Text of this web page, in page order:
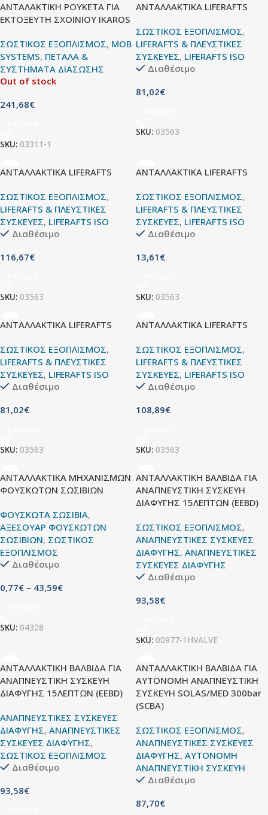
ΑΝΤΑΛΑΚΤΙΚΗ ΡΟΥΚΕΤΑ ΓΙΑ
ΕΚΤΟΞΕΥΤΗ ΣΧΟΙΝΙΟΥ IKAROS
ΣΩΣΤΙΚΟΣ ΕΞΟΠΛΙΣΜΟΣ, MOB
SYSTEMS, ΠΕΤΑΛΑ &
ΣΥΣΤΗΜΑΤΑ ΔΙΑΣΩΣΗΣ
Out of stock
241,68€
SKU: 03311-1
ΑΝΤΑΛΛΑΚΤΙΚΑ LIFERAFTS
ΣΩΣΤΙΚΟΣ ΕΞΟΠΛΙΣΜΟΣ,
LIFERAFTS & ΠΛΕΥΣΤΙΚΕΣ
ΣΥΣΚΕΥΕΣ, LIFERAFTS ISO
Διαθέσιμο
81,02€
SKU: 03563
ΑΝΤΑΛΛΑΚΤΙΚΑ LIFERAFTS
ΣΩΣΤΙΚΟΣ ΕΞΟΠΛΙΣΜΟΣ,
LIFERAFTS & ΠΛΕΥΣΤΙΚΕΣ
ΣΥΣΚΕΥΕΣ, LIFERAFTS ISO
Διαθέσιμο
116,67€
SKU: 03563
ΑΝΤΑΛΛΑΚΤΙΚΑ LIFERAFTS
ΣΩΣΤΙΚΟΣ ΕΞΟΠΛΙΣΜΟΣ,
LIFERAFTS & ΠΛΕΥΣΤΙΚΕΣ
ΣΥΣΚΕΥΕΣ, LIFERAFTS ISO
Διαθέσιμο
13,61 €
SKU: 03563
ΑΝΤΑΛΛΑΚΤΙΚΑ LIFERAFTS
ΣΩΣΤΙΚΟΣ ΕΞΟΠΛΙΣΜΟΣ,
LIFERAFTS & ΠΛΕΥΣΤΙΚΕΣ
ΣΥΣΚΕΥΕΣ, LIFERAFTS ISO
Διαθέσιμο
81,02€
SKU: 03563
ΑΝΤΑΛΛΑΚΤΙΚΑ LIFERAFTS
ΣΩΣΤΙΚΟΣ ΕΞΟΠΛΙΣΜΟΣ,
LIFERAFTS & ΠΛΕΥΣΤΙΚΕΣ
ΣΥΣΚΕΥΕΣ, LIFERAFTS ISO
Διαθέσιμο
108,89€
SKU: 03563
ΑΝΤΑΛΛΑΚΤΙΚΑ ΜΗΧΑΝΙΣΜΩΝ
ΦΟΥΣΚΩΤΩΝ ΣΩΣΙΒΙΩΝ
ΦΟΥΣΚΩΤΑ ΣΩΣΙΒΙΑ,
ΑΞΕΣΟΥΑΡ ΦΟΥΣΚΩΤΩΝ
ΣΩΣΙΒΙΩΝ, ΣΩΣΤΙΚΟΣ
ΕΞΟΠΛΙΣΜΟΣ
Διαθέσιμο
0,77€ – 43,59€
SKU: 04328
ΑΝΤΑΛΛΑΚΤΙΚΗ ΒΑΛΒΙΔΑ ΓΙΑ
ΑΝΑΠΝΕΥΣΤΙΚΗ ΣΥΣΚΕΥΗ
ΔΙΑΦΥΓΗΣ 15ΛΕΠΤΩΝ (EEBD)
ΣΩΣΤΙΚΟΣ ΕΞΟΠΛΙΣΜΟΣ,
ΑΝΑΠΝΕΥΣΤΙΚΕΣ ΣΥΣΚΕΥΕΣ
ΔΙΑΦΥΓΗΣ, ΑΝΑΠΝΕΥΣΤΙΚΕΣ
ΣΥΣΚΕΥΕΣ ΔΙΑΦΥΓΗΣ
Διαθέσιμο
93,58€
SKU: 00977-1HVALVE
ΑΝΤΑΛΛΑΚΤΙΚΗ ΒΑΛΒΙΔΑ ΓΙΑ
ΑΝΑΠΝΕΥΣΤΙΚΗ ΣΥΣΚΕΥΗ
ΔΙΑΦΥΓΗΣ 15ΛΕΠΤΩΝ (EEBD)
ΑΝΑΠΝΕΥΣΤΙΚΕΣ ΣΥΣΚΕΥΕΣ
ΔΙΑΦΥΓΗΣ, ΑΝΑΠΝΕΥΣΤΙΚΕΣ
ΣΥΣΚΕΥΕΣ ΔΙΑΦΥΓΗΣ,
ΣΩΣΤΙΚΟΣ ΕΞΟΠΛΙΣΜΟΣ
Διαθέσιμο
93,58€
ΑΝΤΑΛΛΑΚΤΙΚΗ ΒΑΛΒΙΔΑ ΓΙΑ
ΑΥΤΟΝΟΜΗ ΑΝΑΠΝΕΥΣΤΙΚΗ
ΣΥΣΚΕΥΗ SOLAS/MED 300bar
(SCBA)
ΣΩΣΤΙΚΟΣ ΕΞΟΠΛΙΣΜΟΣ,
ΑΝΑΠΝΕΥΣΤΙΚΕΣ ΣΥΣΚΕΥΕΣ
ΔΙΑΦΥΓΗΣ, ΑΥΤΟΝΟΜΗ
ΑΝΑΠΝΕΥΣΤΙΚΗ ΣΥΣΚΕΥΗ
Διαθέσιμο
87,70€